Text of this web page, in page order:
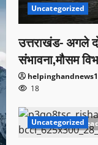
Uncategorized
उत्तराखंड- अगले
संभावना,मौसम
18
1 minute
Uncategorized